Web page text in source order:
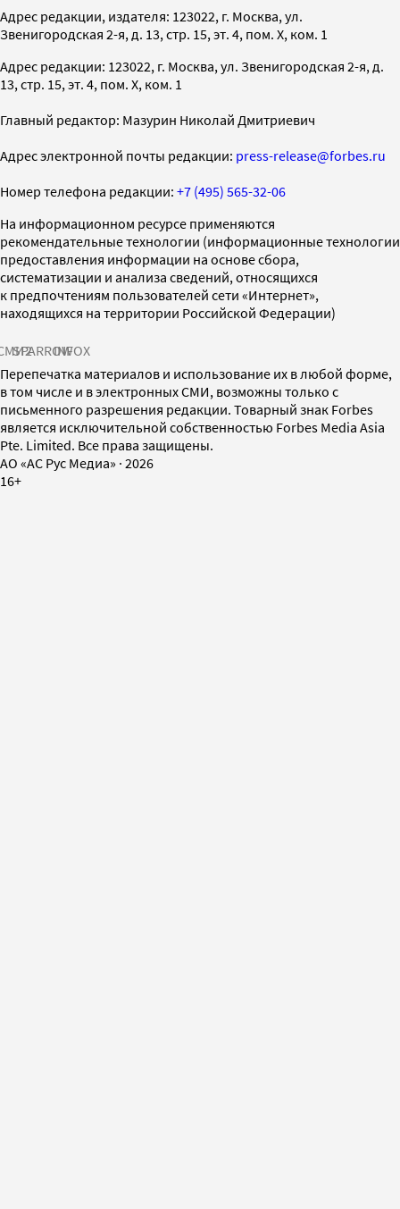
Адрес редакции, издателя: 123022, г. Москва, ул.
Звенигородская 2-я, д. 13, стр. 15, эт. 4, пом. X, ком. 1
Адрес редакции: 123022, г. Москва, ул. Звенигородская 2-я, д.
13, стр. 15, эт. 4, пом. X, ком. 1
Главный редактор: Мазурин Николай Дмитриевич
Адрес электронной почты редакции: press-release@forbes.ru
Номер телефона редакции: +7 (495) 565-32-06
На информационном ресурсе применяются
рекомендательные технологии (информационные технологии
предоставления информации на основе сбора,
систематизации и анализа сведений, относящихся
к предпочтениям пользователей сети «Интернет»,
находящихся на территории Российской Федерации)
SPARROWINFOX
Перепечатка материалов и использование их в любой форме,
в том числе и в электронных СМИ, возможны только с
письменного разрешения редакции. Товарный знак Forbes
является исключительной собственностью Forbes Media Asia
Pte. Limited. Все права защищены.
AO «АС Рус Медиа» · 2026
16+